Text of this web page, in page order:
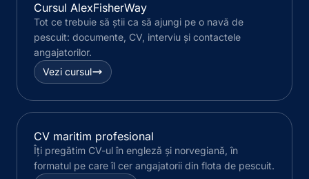
Cursul AlexFisherWay
Tot ce trebuie să știi ca să ajungi pe o navă de
pescuit: documente, CV, interviu și contactele
angajatorilor.
Vezi cursul
CV maritim profesional
Îți pregătim CV-ul în engleză și norvegiană, în
formatul pe care îl cer angajatorii din flota de pescuit.